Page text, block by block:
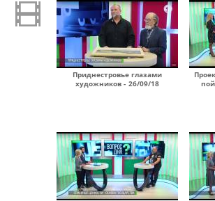
Приднестровье глазами
художников - 26/09/18